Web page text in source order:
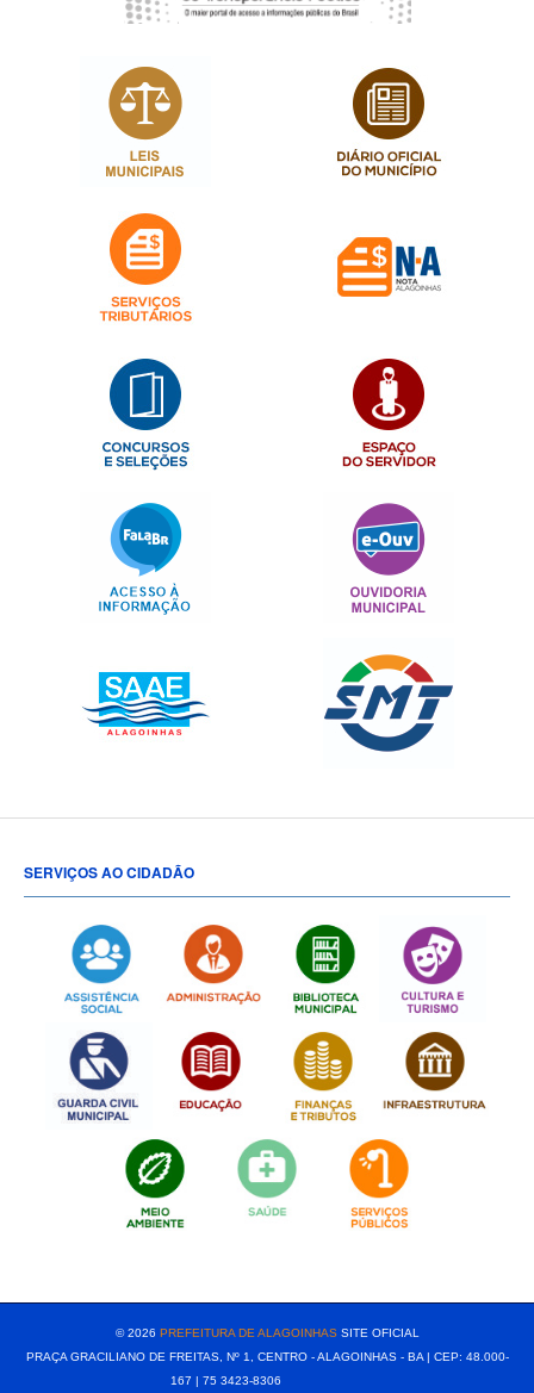
SERVIÇOS AO CIDADÃO
© 2026 PREFEITURA DE ALAGOINHASSITE OFICIAL
PRAÇA GRACILIANO DE FREITAS, Nº 1, CENTRO - ALAGOINHAS - BA | CEP: 48.000-
167 | 75 3423-8306⠀⠀⠀⠀⠀⠀⠀⠀⠀⠀